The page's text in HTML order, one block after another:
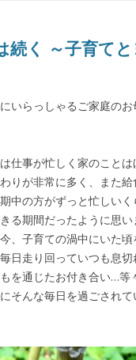
続く ～子育て
いらっしゃるご家庭の
仕事が忙しく家のこと
りが非常に多く、また
中の方がずっと忙しい
る期間だったように思い
、子育ての渦中にいた
日走り回っていつも息切
を通じたお付き合い…等
そんな毎日を過ごされ